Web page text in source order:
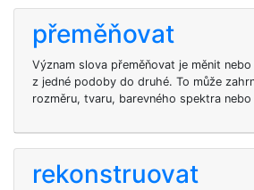
přeměňovat
Význam slova přeměňovat je měnit
z jedné podoby do druhé. To může
rozměru, tvaru, barevného spektra
rekonstruovat